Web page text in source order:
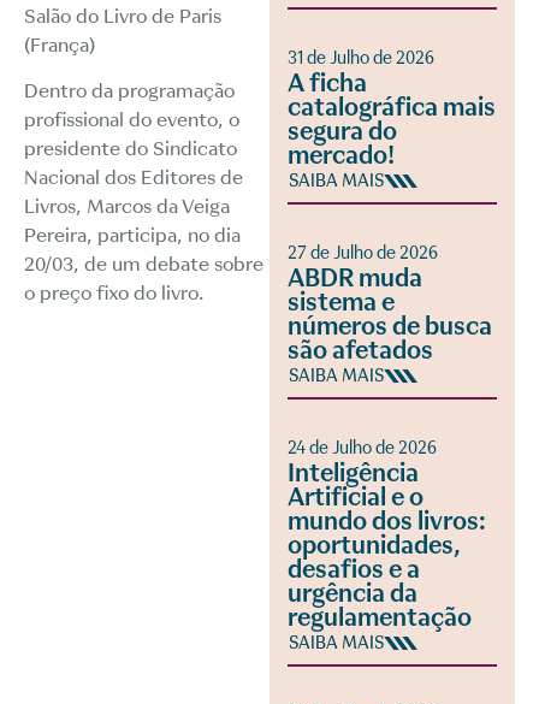
Salão do Livro de Paris
(França)
Dentro da programação
profissional do evento, o
presidente do Sindicato
Nacional dos Editores de
Livros, Marcos da Veiga
Pereira, participa, no dia
20/03, de um debate sobre
o preço fixo do livro.
31 de Julho de 2026
A ficha
catalográfica mais
segura do
mercado!
SAIBA MAIS
27 de Julho de 2026
ABDR muda
sistema e
números de busca
são afetados
SAIBA MAIS
24 de Julho de 2026
Inteligência
Artificial e o
mundo dos livros:
oportunidades,
desafios e a
urgência da
regulamentação
SAIBA MAIS